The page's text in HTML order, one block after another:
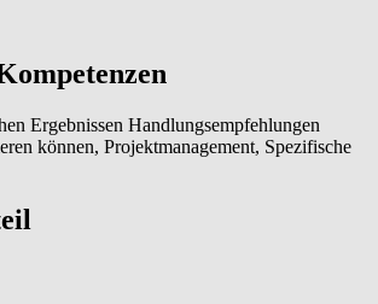
Ergebnissen Handlungsempfehlungen
können, Projektmanagement, Spezifische